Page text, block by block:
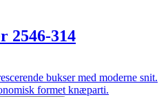
2546-314
bukser med moderne snit.
formet knæparti.